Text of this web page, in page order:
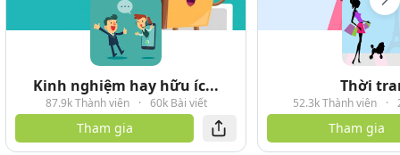
Kinh nghiệm hay hữu íc...
87.9k Thành viên · 60k Bài viết
Tham gia
Thời
52.3k Thành viên ·
Tham gia